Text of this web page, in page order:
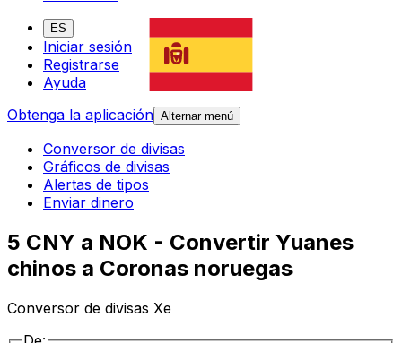
ES
Iniciar sesión
Registrarse
Ayuda
Obtenga la aplicación Alternar menú
Conversor de divisas
Gráficos de divisas
Alertas de tipos
Enviar dinero
5 CNY a NOK - Convertir Yuanes
chinos a Coronas noruegas
Conversor de divisas Xe